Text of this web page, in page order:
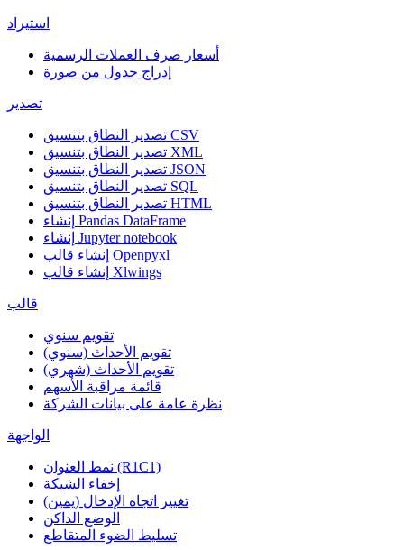
استيراد
أسعار صرف العملات الرسمية
إدراج جدول من صورة
تصدير
تصدير النطاق بتنسيق CSV
تصدير النطاق بتنسيق XML
تصدير النطاق بتنسيق JSON
تصدير النطاق بتنسيق SQL
تصدير النطاق بتنسيق HTML
إنشاء Pandas DataFrame
إنشاء Jupyter notebook
إنشاء قالب Openpyxl
إنشاء قالب Xlwings
قالب
تقويم سنوي
تقويم الأحداث (سنوي)
تقويم الأحداث (شهري)
قائمة مراقبة الأسهم
نظرة عامة على بيانات الشركة
الواجهة
نمط العنوان (R1C1)
إخفاء الشبكة
تغيير اتجاه الإدخال (يمين)
الوضع الداكن
تسليط الضوء المتقاطع